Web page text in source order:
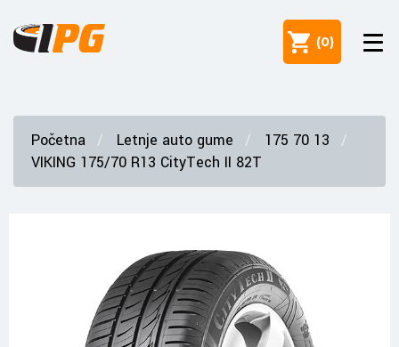
(0)
Početna Letnje auto gume
175 70 13
VIKING 175/70 R13 CityTech II 82T